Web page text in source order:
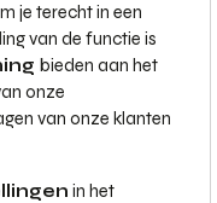
je terecht in een
van de functie is
bieden aan het
onze
van onze klanten
in het